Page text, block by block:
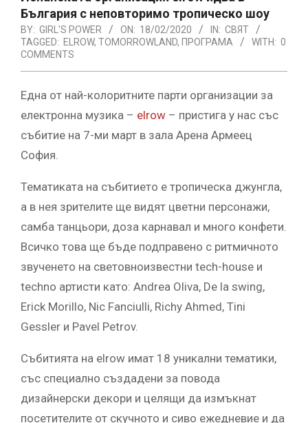
България с неповторимо тропическо шоу
BY: GIRL'S POWER ON: 18/02/2020 IN: СВЯТ
TAGGED: ELROW, TOMORROWLAND, ПРОГРАМА WITH: 0
COMMENTS
Една от най-колоритните парти организации за
електронна музика – elrow – пристига у нас със
събитие на 7-ми март в зала Арена Армеец
София.
Тематиката на събитието е тропическа джунгла,
а в нея зрителите ще видят цветни персонажи,
самба танцьори, доза карнавал и много конфети.
Всичко това ще бъде подправено с ритмичното
звученето на световноизвестни tech-house и
techno артисти като: Andrea Oliva, De la swing,
Erick Morillo, Nic Fanciulli, Richy Ahmed, Tini
Gessler и Pavel Petrov.
Събитията на elrow имат 18 уникални тематики,
със специално създадени за повода
дизайнерски декори и целящи да измъкнат
посетителите от скучното и сиво ежедневие и да